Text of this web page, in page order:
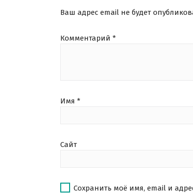
Ваш адрес email не будет
Комментарий *
Имя *
Сайт
Сохранить моё имя, email и